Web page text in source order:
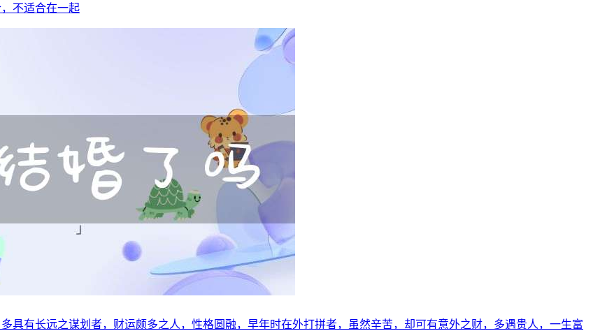
不适合在一起
具有长远之谋划者，财运颇多之人，性格圆融，早年时在外打拼者，虽然辛苦，却可有意外之财，多遇贵人，一生富